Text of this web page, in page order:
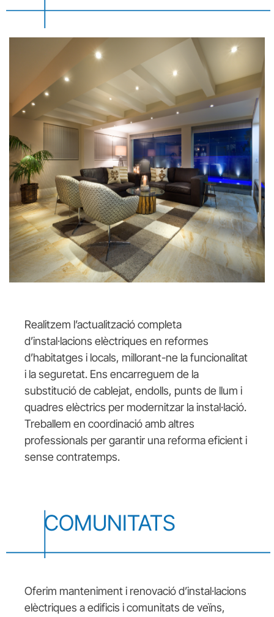
Realitzem l’actualització completa
d’instal·lacions elèctriques en reformes
d’habitatges i locals, millorant-ne la funcionalitat
i la seguretat. Ens encarreguem de la
substitució de cablejat, endolls, punts de llum i
quadres elèctrics per modernitzar la instal·lació.
Treballem en coordinació amb altres
professionals per garantir una reforma eficient i
sense contratemps.
COMUNITATS
Oferim manteniment i renovació d’instal·lacions
elèctriques a edificis i comunitats de veïns,